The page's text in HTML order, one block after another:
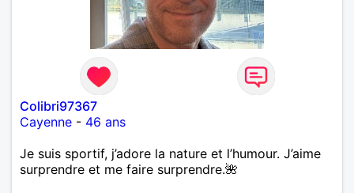
Colibri97367
Cayenne - 46 ans
Je suis sportif, j’adore la nature et l’humour. J’aime
surprendre et me faire surprendre.🌺